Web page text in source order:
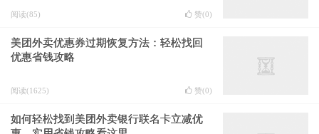
阅读(85) 赞(0)
美团外卖优惠券过期恢复方法：轻松找回
优惠省钱攻略
阅读(1625) 赞(0)
如何轻松找到美团外卖银行联名卡立减优